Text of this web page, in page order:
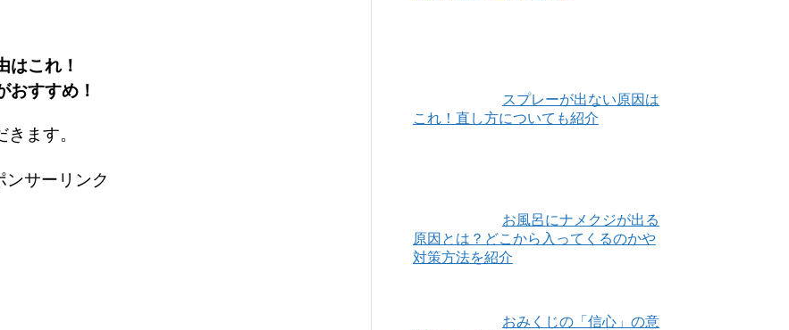
はこれ！
おすすめ！
ます。
ンサーリンク
スプレーが出ない原因は
これ！直し方についても紹介
お風呂にナメクジが出る
原因とは？どこから入ってくるのかや
対策方法を紹介
おみくじの「信心」の意